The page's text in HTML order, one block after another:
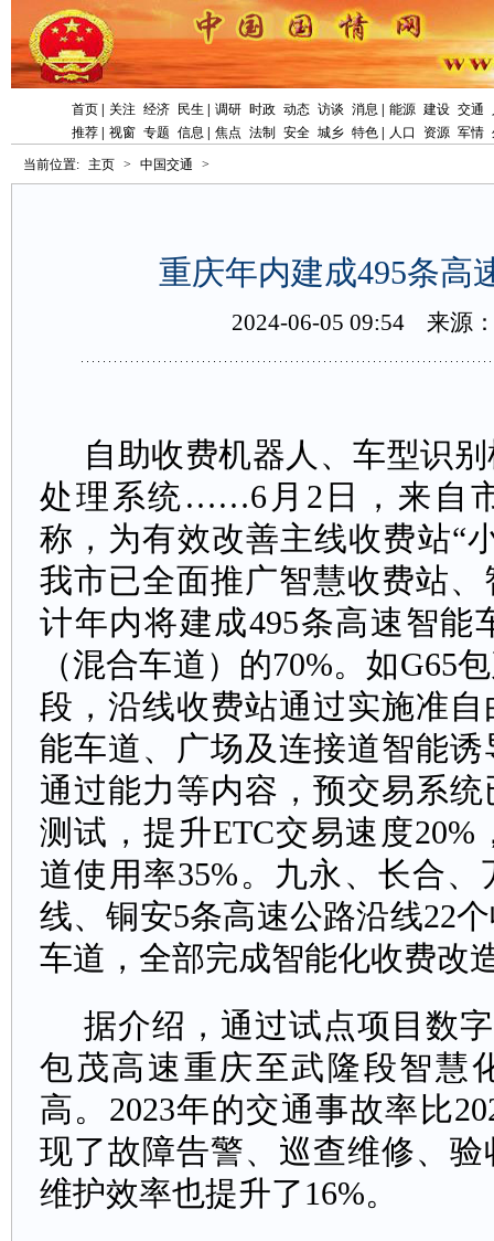
首页 关注 经济 民生 调研 时政 动态 访谈 消息 能源 建设 交通
推荐
视窗 专题 信息 焦点 法制 安全 城乡 特色 人口 资源 军情
当前位置: 主页 > 中国交通 >
重庆年内建成495条高
2024-06-0509:54 来源
自助收费机器人、车型识
处理系统……6月2日，来自
称，为有效改善主线收费站“
我市已全面推广智慧收费站
计年内将建成495条高速智能
（混合车道）的70%。如G65
段，沿线收费站通过实施准
能车道、广场及连接道智能
通过能力等内容，预交易系
测试，提升ETC交易速度20%
道使用率35%。九永、长合
线、铜安5条高速公路沿线22
车道，全部完成智能化收费改
据介绍，通过试点项目数
包茂高速重庆至武隆段智慧
高。2023年的交通事故率比
现了故障告警、巡查维修、
维护效率也提升了16%。